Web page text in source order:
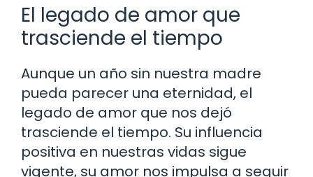
El legado de amor que
trasciende el tiempo
Aunque un año sin nuestra madre
pueda parecer una eternidad, el
legado de amor que nos dejó
trasciende el tiempo. Su influencia
positiva en nuestras vidas sigue
vigente, su amor nos impulsa a seguir